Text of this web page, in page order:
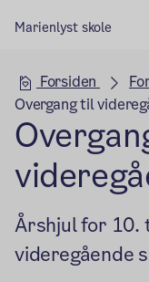
Marienlyst skole
Forsiden
Overgang til
Årshjul for 10.
videregående